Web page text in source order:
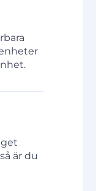
är du